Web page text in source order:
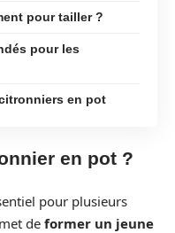
pour tailler ?
pour les
en pot
en pot ?
pour plusieurs
de former un jeune